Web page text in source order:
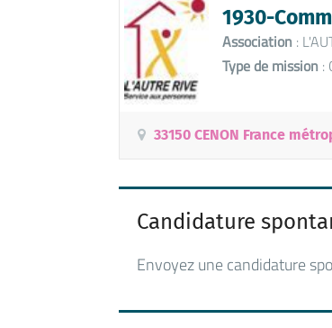
1930-
Association :
Type de mission :
33150 CENON France
Candidature
Envoyez une candidature